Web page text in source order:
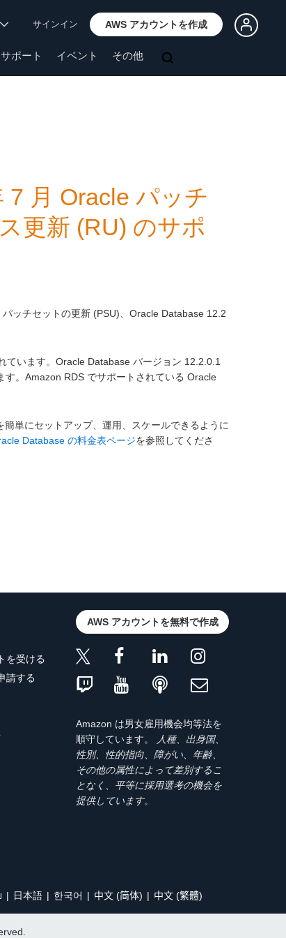
サインイン AWS アカウントを作成
ポート イベント その他
7 月 Oracle パッチ
更新 (RU) のサポ
ッチセットの更新 (PSU)、Oracle Database 12.2
ています。Oracle Database バージョン 12.2.0.1
。Amazon RDS でサポートされている Oracle
単にセットアップ、運用、スケールできるように
Database の料金表ページを参照してくださ
を受ける
請する
AWS アカウントを無料で作成
Amazon は男女雇用機会均等法を
順守しています。
人種、出身国、
性別、性的指向、障がい、年齢、
その他の属性によって差別するこ
となく、平等に採用選考の機会を
提供しています。
日本語 한국어 中文 (简体) 中文 (繁體)